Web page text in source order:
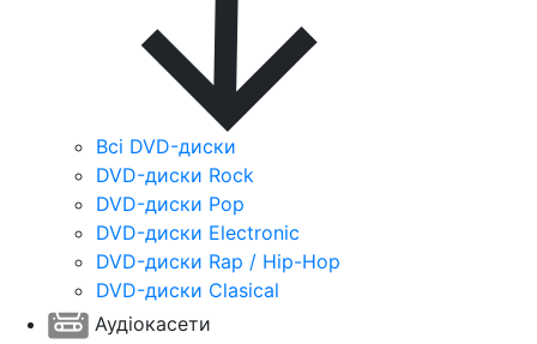
Всі DVD-диски
DVD-диски Rock
DVD-диски Pop
DVD-диски Electronic
DVD-диски Rap / Hip-Hop
DVD-диски Clasical
Аудіокасети